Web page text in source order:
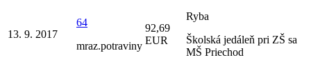
13. 9. 2017
64
mraz.potraviny
92,69
EUR
Ryba
Školská jedáleň pri ZŠ sa
MŠ Priechod